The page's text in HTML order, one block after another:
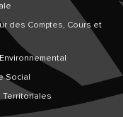
des Comptes, Cours et
Social